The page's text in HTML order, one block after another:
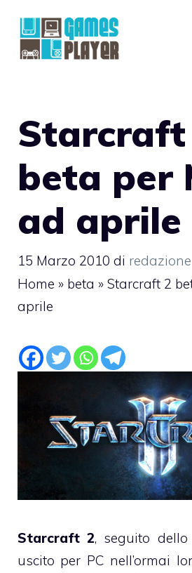
contenuto
Starcraft
beta per
ad aprile
15 Marzo 2010 di redazione
Home » beta » Starcraft 2
aprile
Starcraft 2, seguito
uscito per PC nell’ormai